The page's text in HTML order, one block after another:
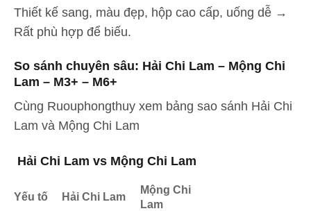
Thiết kế sang, màu đẹp, hộp cao cấp, uống dễ →
Rất phù hợp để biếu.
So sánh chuyên sâu: Hải Chi Lam – Mộng Chi
Lam – M3+ – M6+
Cùng Ruouphongthuy xem bảng sao sánh Hải Chi
Lam và Mộng Chi Lam
Hải Chi Lam vs Mộng Chi Lam
Yếu tố Hải Chi Lam
Mộng Chi
Lam